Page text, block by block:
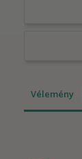
Vélemény